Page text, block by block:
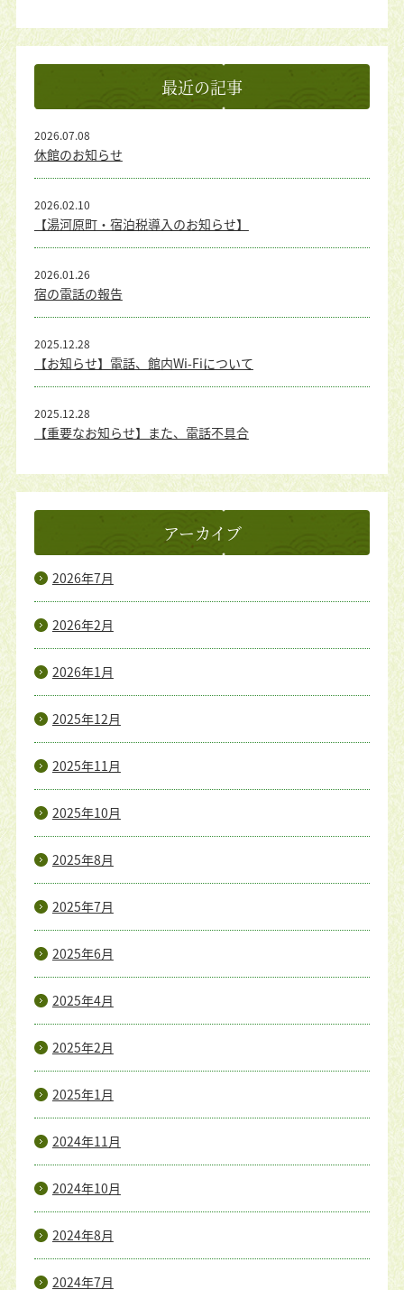
最近の記事
休館のお知らせ
2026.07.08
【湯河原町・宿泊税導入のお知らせ】
2026.02.10
宿の電話の報告
2026.01.26
【お知らせ】電話、館内Wi-Fiについて
2025.12.28
【重要なお知らせ】また、電話不具合
2025.12.28
アーカイブ
2026年7月
2026年2月
2026年1月
2025年12月
2025年11月
2025年10月
2025年8月
2025年7月
2025年6月
2025年4月
2025年2月
2025年1月
2024年11月
2024年10月
2024年8月
2024年7月